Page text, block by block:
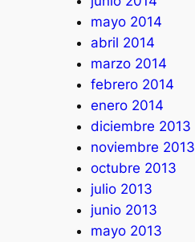
mayo 2014
abril 2014
marzo 2014
febrero 2014
enero 2014
diciembre 2013
noviembre 2013
octubre 2013
julio 2013
junio 2013
mayo 2013